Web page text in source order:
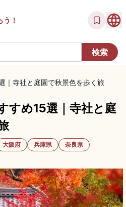
う！
｜寺社と庭園で秋景色を歩く旅
すめ15選｜寺社と庭
大阪府 兵庫県
奈良県